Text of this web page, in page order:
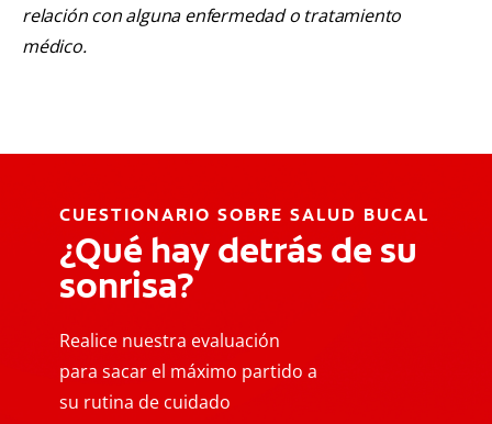
relación con alguna enfermedad o tratamiento
médico.
CUESTIONARIO SOBRE SALUD BUCAL
¿Qué hay detrás de su
sonrisa?
Realice nuestra evaluación
para sacar el máximo partido a
su rutina de cuidado